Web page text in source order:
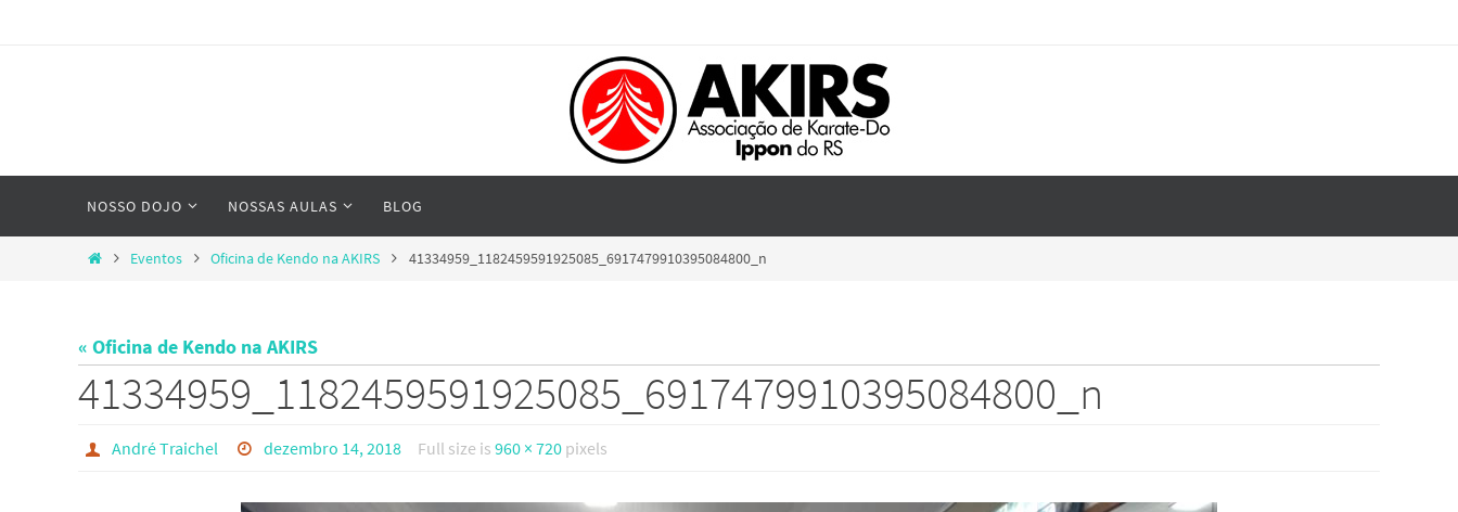
content
NOSSO DOJO NOSSAS AULAS BLOG
HomeEventos Oficina de Kendo na AKIRS 41334959_1182459591925085_6917479910395084800_n
« Oficina de Kendo na AKIRS
41334959_1182459591925085_6917479910395084800_n
André Traichel dezembro 14, 2018 Full size is960 × 720 pixels